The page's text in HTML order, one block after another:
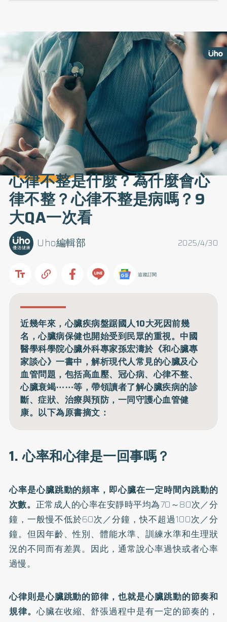
心律不整是什麼？為什麼會心
律不整？心律不整是病嗎？9
大QA一次看
2025/4/30
Uho編輯部
追蹤訂閱
近幾年來，心臟疾病盤踞國人10大死因前幾
名，心臟病保健也開始受到民眾的重視。中國
醫學科學院心臟外科專家孫宏濤於《和心臟專
家談心》一書中，解析現代人常見的心臟及心
血管問題，包括高血壓、冠心病、心律不整、
心臟衰竭⋯⋯等，帶領讀者了解心臟疾病的診
斷、症狀、治療與預防，一同守護心血管健
康。以下為原書摘文：
1. 心率和心律是一回事嗎？
心率是心臟跳動的頻率，即心臟在一定時間內跳動的
次數。 正常成人的心率在安靜時平均為70～80次／分
鐘，一般慢不低於60次／分鐘，快不超過100次／分
鐘。但因年齡、性別、體能水準、訓練水準和生理狀
況的不同而有差異。因此，通常說心率過快或者心率
過慢。
心律則是心臟跳動的節律，也就是心臟跳動的節奏和
規律。心臟在收縮、舒張過程中是有一定的節奏的，